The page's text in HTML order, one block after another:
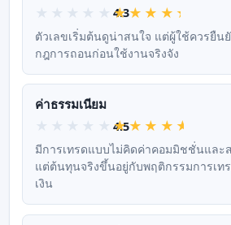
4.3
ตัวเลขเริ่มต้นดูน่าสนใจ แต่ผู้ใช้ควรยืน
กฎการถอนก่อนใช้งานจริงจัง
ค่าธรรมเนียม
4.5
มีการเทรดแบบไม่คิดค่าคอมมิชชั่นและ
แต่ต้นทุนจริงขึ้นอยู่กับพฤติกรรมการเท
เงิน